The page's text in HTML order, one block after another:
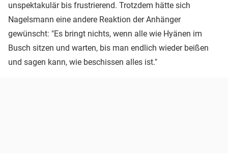
unspektakulär bis frustrierend. Trotzdem hätte sich
Nagelsmann eine andere Reaktion der Anhänger
gewünscht: "Es bringt nichts, wenn alle wie Hyänen im
Busch sitzen und warten, bis man endlich wieder beißen
und sagen kann, wie beschissen alles ist."